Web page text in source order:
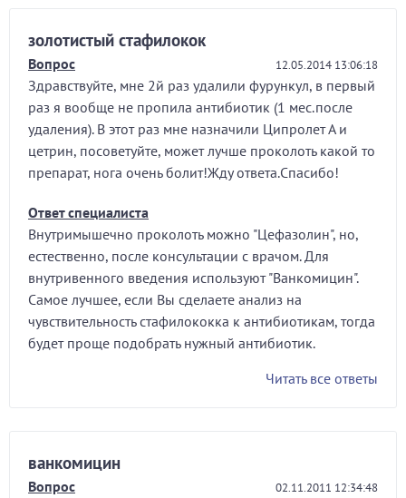
золотистый стафилокок
Вопрос 12.05.2014 13:06:18
Здравствуйте, мне 2й раз удалили фурункул, в первый
раз я вообще не пропила антибиотик (1 мес.после
удаления). В этот раз мне назначили Ципролет А и
цетрин, посоветуйте, может лучше проколоть какой то
препарат, нога очень болит!Жду ответа.Спасибо!
Ответ специалиста
Внутримышечно проколоть можно "Цефазолин", но,
естественно, после консультации с врачом. Для
внутривенного введения используют "Ванкомицин".
Самое лучшее, если Вы сделаете анализ на
чувствительность стафилококка к антибиотикам, тогда
будет проще подобрать нужный антибиотик.
Читать все ответы
ванкомицин
Вопрос 02.11.2011 12:34:48